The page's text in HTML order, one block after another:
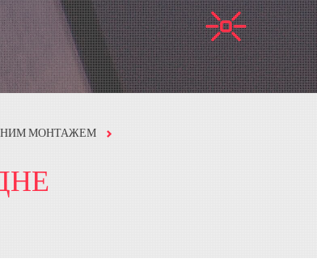
МОНТАЖЕМ